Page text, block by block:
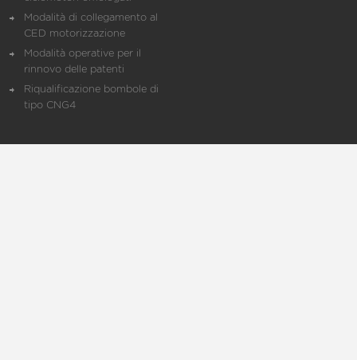
Modalità di collegamento al
CED motorizzazione
Modalità operative per il
rinnovo delle patenti
Riqualificazione bombole di
tipo CNG4